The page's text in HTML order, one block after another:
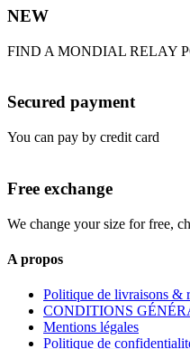
NEW
FIND A MONDIAL RELAY
Secured payment
You can pay by credit card
Free exchange
We change your size for free,
A propos
Politique de livraisons &
CONDITIONS
Mentions légales
Politique de